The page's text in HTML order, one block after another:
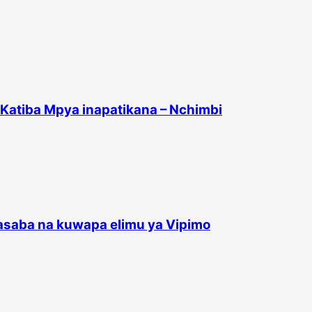
Mpya inapatikana – Nchimbi
na kuwapa elimu ya Vipimo